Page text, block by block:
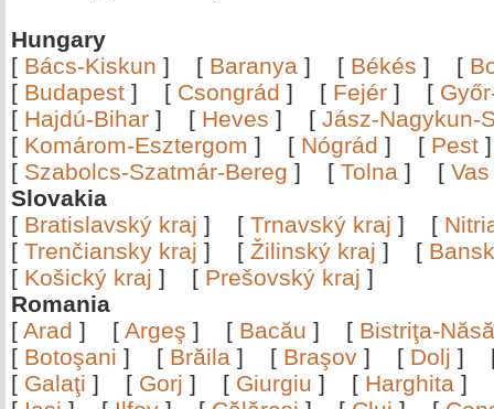
Hungary
[ Bács-Kiskun ] [ Baranya ] [ Békés ] [
[ Budapest ] [ Csongrád ] [ Fejér ] [
[ Hajdú-Bihar ] [ Heves ] [ Jász-Nagykun-
[ Komárom-Esztergom ] [ Nógrád ] [ Pest
[ Szabolcs-Szatmár-Bereg ] [ Tolna ] [ Vas
Slovakia
[ Bratislavský kraj ] [ Trnavský kraj ] [
[ Trenčiansky kraj ] [ Žilinský kraj ] [
[ Košický kraj ] [ Prešovský kraj ]
Romania
[ Arad ] [ Argeş ] [ Bacău ] [ Bistriţa-
[ Botoşani ] [ Brăila ] [ Braşov ] [ Dolj ]
[ Galaţi ] [ Gorj ] [ Giurgiu ] [ Harghita ]